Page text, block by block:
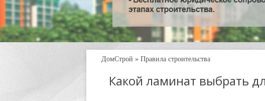
ДомСтрой » Правила строительства
Какой ламинат выбрать